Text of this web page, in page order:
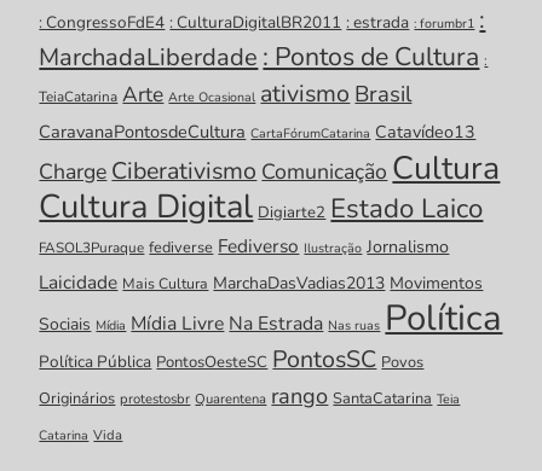
: CongressoFdE4 : CulturaDigitalBR2011 : estrada : forumbr1 :
MarchadaLiberdade : Pontos de Cultura :
TeiaCatarina Arte Arte Ocasional ativismoBrasil
CaravanaPontosdeCultura CartaFórumCatarina Catavídeo13
ChargeCiberativismoComunicação Cultura
Cultura Digital Digiarte2 Estado Laico
FASOL3Puraque fediverse Fediverso Ilustração Jornalismo
Laicidade Mais Cultura MarchaDasVadias2013 Movimentos
Sociais Mídia Mídia LivreNa Estrada Nas ruas Política
Política Pública PontosOesteSC PontosSC Povos
Originários protestosbr Quarentena rango SantaCatarina Teia
Catarina Vida